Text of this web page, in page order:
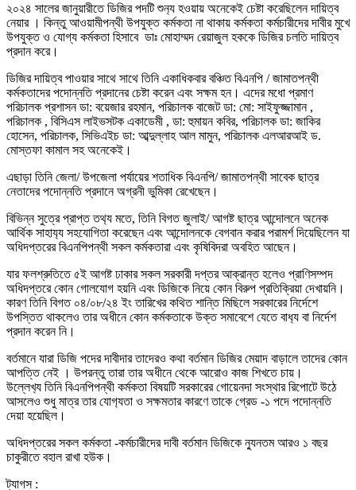
২০২৪ সালের জানুয়ারীতে ডিজির পদটি শুন‍্য হওয়ায় অনেকেই চেষ্টা করেছিলেন দায়িত্ব
নেয়ার । কিন্তু আওয়ামীপন্থী উপযুক্ত কর্মকতা না থাকায় কর্মকতা কর্মচারীদের দাবীর মুখে
উপযুক্ত ও যোগ্য কর্মকতা হিসাবে ডাঃ মোহাম্মদ রেয়াজুল হককে ডিজির চলতি দায়িত্ব
প্রদান করে।
ডিজির দায়িত্ব পাওয়ার সাথে সাথে তিনি একাধিকবার বঞ্চিত বিএনপি / জামাতপন্থী
কর্মকতাদের পদোন্নতি প্রদানের চেষ্টা করেন এবং সক্ষম হন। এদের মধো প্রমাণ
পরিচালক প্রশাসন ডা: বয়েজার রহমান, পরিচালক বাজেট ডা: মো: সাইফুজ্জামান ,
পরিচালক , বিসিএস লাইভসটক একাডেমী , ডা: হুমায়ন কবির, পরিচালক ডা: জাকির
হোসেন, পরিচালক, সিভিএইচ ডা: আব্দুল্লাহ আল মামুন, পরিচালক এলআরআই ড.
মোস্তফা কামাল সহ অনেকেই।
এছাড়া তিনি জেলা/ উপজেলা পর্যায়ের শতাধিক বিএনপি/ জামাতপন্থী সাবেক ছাত্র
নেতাদের পদোন্নতি প্রদানে অগ্রনী ভুমিকা রেখেছেন।
বিভিন্ন সুত্রে প্রাপ্ত তথ‍্য মতে, তিনি বিগত জুলাই/ আগষ্ট ছাত্র আন্দোলনে অনেক
আর্থিক সাহায‍্য সহযোগিতা করেছেন এবং আন্দোলনকে বেগবান করার পরামর্শ দিয়েছিলেন যা
অধিদপ্তরের বিএনপিপন্থী সকল কর্মকতারা এবং কৃষিবিদরা অবহিত আছেন।
যার ফলশ্রুতিতে ৫ই আগষ্ট ঢাকার সকল সরকারী দপ্তর আক্রান্ত হলেও প্রাণিসম্পদ
অধিদপ্তরে কোন গোলযোগ হয়নি এবং ডিজিকে নিয়ে কোন বিরুপ প্রতিক্রিয়া দেখায়নি।
কারণ তিনি বিগত ০৪/০৮/২৪ ইং তারিখের কথিত শান্তি মিছিলে সরকারের নির্দেশে
উপস্তিত থাকলেও তার অধীনে কোন কর্মকতাকে উক্ত সমাবেশে যেতে বাধ‍্য বা নির্দেশ
প্রদান করেন নি।
বর্তমানে যারা ডিজি পদের দাবীদার তাদেরও কথা বর্তমান ডিজির মেয়াদ বাড়ালে তাদের কোন
আপত্তি নেই । উপরন্তু তারা তার অধীনে থেকে আরোও কাজ শিখতে চায়।
উল্লেখ‍্য তিনি বিএনপিপন্থী কর্মকতা বিষয়টি সরকারের গোয়েনদা সংস্থার রিপোটে উঠে
আসলেও শুধু মাত্র তার যোগ‍্যতা ও সক্ষমতার কারণে তাকে গ্রেড -১ পদে পদোন্নতি
দেয়া হয়েছিল।
অধিদপ্তরের সকল কর্মকতা -কর্মচারীদের দাবী বর্তমান ডিজিকে ন‍্যুনতম আরও ১ বছর
চাকুরীতে বহাল রাখা হউক।
ট্যাগস :